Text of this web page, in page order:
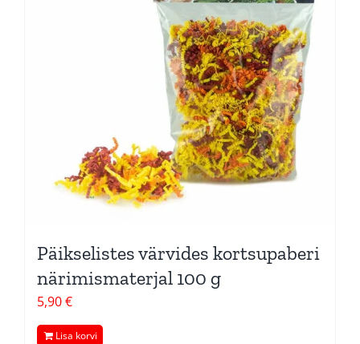
Päikselistes värvides kortsupaberi
närimismaterjal 100 g
5,90€
Lisa korvi